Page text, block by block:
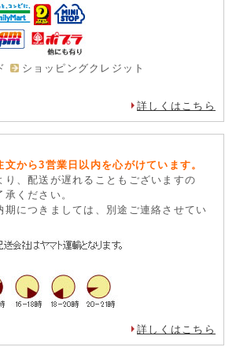
ショッピングクレジット
詳しくはこちら
から3営業日以内を心がけています。
り、配送が遅れることもございますの
ください。
期につきましては、別途ご連絡させてい
詳しくはこちら